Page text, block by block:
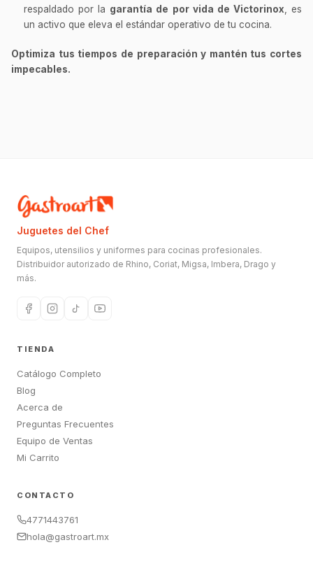
respaldado por la garantía de por vida de Victorinox , es
un activo que eleva el estándar operativo de tu cocina.
Optimiza tus tiempos de preparación y mantén tus cortes
impecables.
Juguetes del Chef
Equipos, utensilios y uniformes para cocinas profesionales.
Distribuidor autorizado de Rhino, Coriat, Migsa, Imbera, Drago y
más.
TIENDA
Catálogo Completo
Blog
Acerca de
Preguntas Frecuentes
Equipo de Ventas
Mi Carrito
CONTACTO
4771443761
hola@gastroart.mx